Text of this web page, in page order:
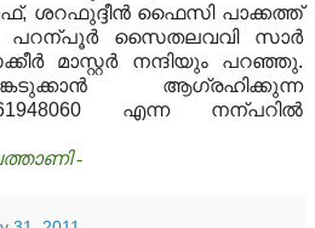
, ശറഫുദ്ദീന്‍ ഫൈസി പാക്കത്ത്
പറന്പൂര്‍ സൈതലവവി സാര്‍
മാസ്റ്റര്‍ നന്ദിയും പറഞ്ഞു.
ആഗ്രഹിക്കുന്ന
എന്ന നന്പറില്‍
-